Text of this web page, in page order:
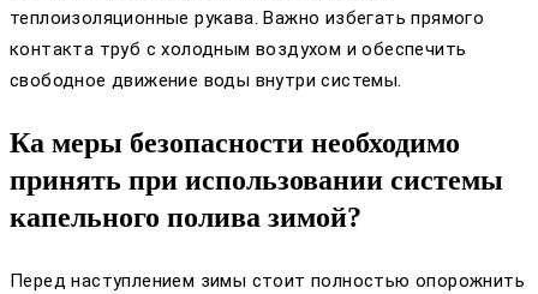
теплоизоляционные рукава. Важно избегать прямого
контакта труб с холодным воздухом и обеспечить
свободное движение воды внутри системы.
Ка меры безопасности необходимо
принять при использовании системы
капельного полива зимой?
Перед наступлением зимы стоит полностью опорожнить